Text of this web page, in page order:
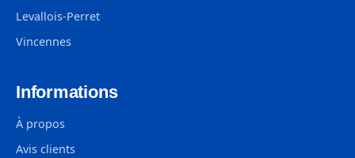
Levallois-Perret
Vincennes
Informations
À propos
Avis clients